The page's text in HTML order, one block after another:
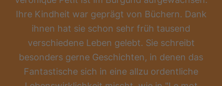
Ihre Kindheit war geprägt von Büchern. Dank
ihnen hat sie schon sehr früh tausend
verschiedene Leben gelebt. Sie schreibt
besonders gerne Geschichten, in denen das
Fantastische sich in eine allzu ordentliche